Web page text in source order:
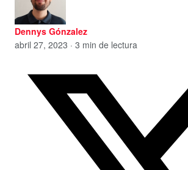
Dennys Gónzalez
abril 27, 2023 · 3 min de lectura